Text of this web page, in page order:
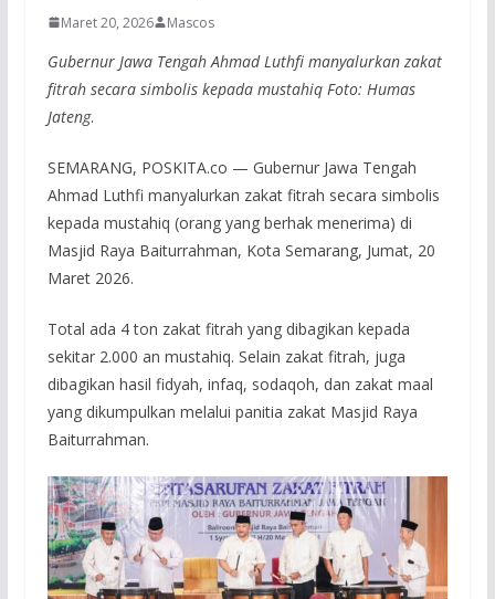
Maret 20, 2026 Mascos
Gubernur Jawa Tengah Ahmad Luthfi manyalurkan zakat
fitrah secara simbolis kepada mustahiq Foto: Humas
Jateng.
SEMARANG, POSKITA.co — Gubernur Jawa Tengah
Ahmad Luthfi manyalurkan zakat fitrah secara simbolis
kepada mustahiq (orang yang berhak menerima) di
Masjid Raya Baiturrahman, Kota Semarang, Jumat, 20
Maret 2026.
Total ada 4 ton zakat fitrah yang dibagikan kepada
sekitar 2.000 an mustahiq. Selain zakat fitrah, juga
dibagikan hasil fidyah, infaq, sodaqoh, dan zakat maal
yang dikumpulkan melalui panitia zakat Masjid Raya
Baiturrahman.